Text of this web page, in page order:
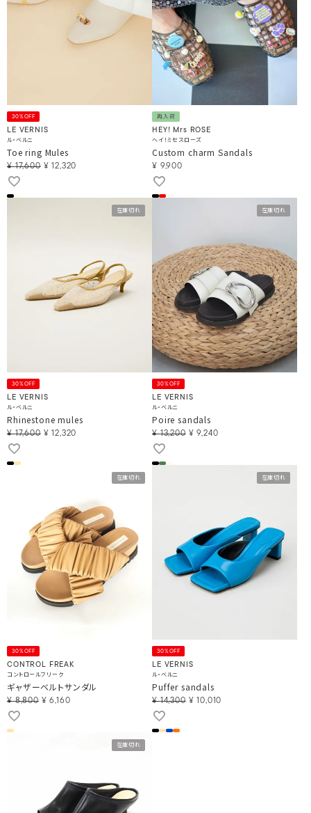
30%OFF
LE VERNIS
ル・ベルニ
Toe ring Mules
¥ 17,600 ¥ 12,320
再入荷
HEY! Mrs ROSE
ヘイ！ミセスローズ
Custom charm Sandals
¥ 9,900
30%OFF
LE VERNIS
ル・ベルニ
Rhinestone mules
¥ 17,600 ¥ 12,320
在庫切れ
30%OFF
LE VERNIS
ル・ベルニ
Poire sandals
¥ 13,200 ¥ 9,240
在庫切れ
30%OFF
CONTROL FREAK
コントロールフリーク
ギャザーベルトサンダル
¥ 8,800 ¥ 6,160
在庫切れ
30%OFF
LE VERNIS
ル・ベルニ
Puffer sandals
¥ 14,300 ¥ 10,010
在庫切れ
在庫切れ